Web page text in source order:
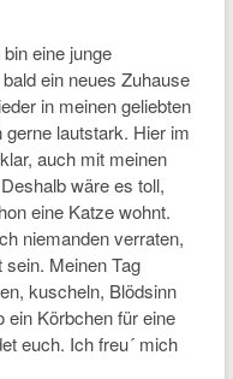
eine junge
ein neues Zuhause
in meinen geliebten
lautstark. Hier im
auch mit meinen
wäre es toll,
eine Katze wohnt.
niemanden verraten,
Meinen Tag
kuscheln, Blödsinn
ein Körbchen für eine
euch. Ich freu´ mich